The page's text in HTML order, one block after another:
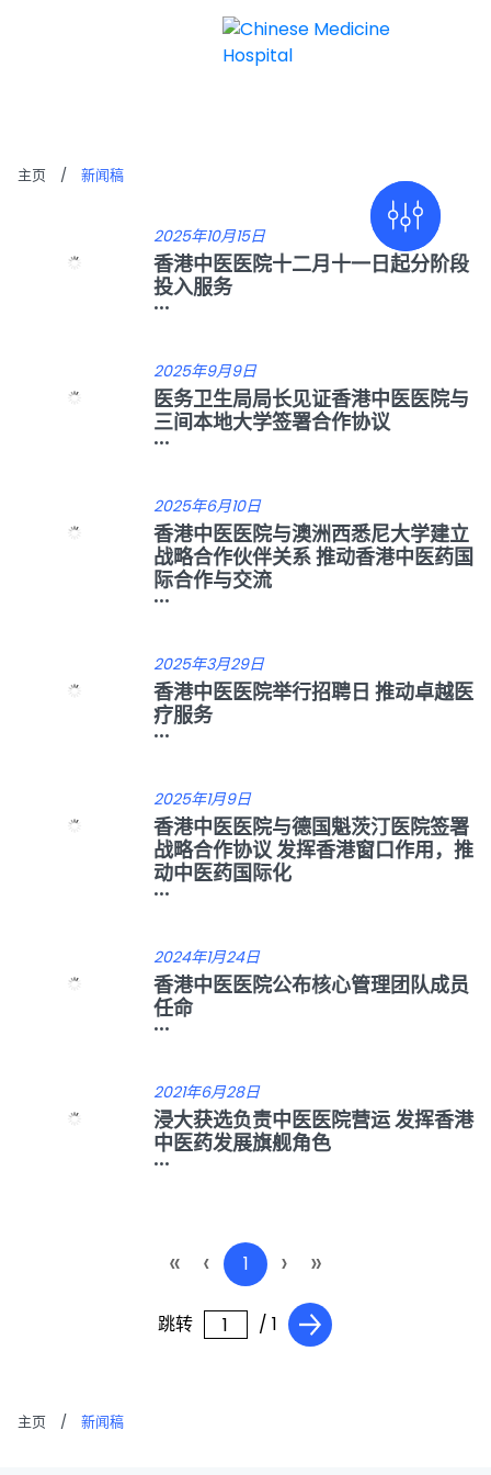
主页 / 新闻稿
2025年10月15日
香港中医医院十二月十一日起分阶段
投入服务
...
2025年9月9日
医务卫生局局长见证香港中医医院与
三间本地大学签署合作协议
...
2025年6月10日
香港中医医院与澳洲西悉尼大学建立
战略合作伙伴关系 推动香港中医药国
际合作与交流
...
2025年3月29日
香港中医医院举行招聘日 推动卓越医
疗服务
...
2025年1月9日
香港中医医院与德国魁茨汀医院签署
战略合作协议 发挥香港窗口作用，推
动中医药国际化
...
2024年1月24日
香港中医医院公布核心管理团队成员
任命
...
2021年6月28日
浸大获选负责中医医院营运 发挥香港
中医药发展旗舰角色
...
« ‹ 1 › »
跳转 / 1
主页 / 新闻稿